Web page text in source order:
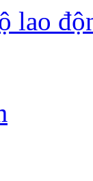
lao